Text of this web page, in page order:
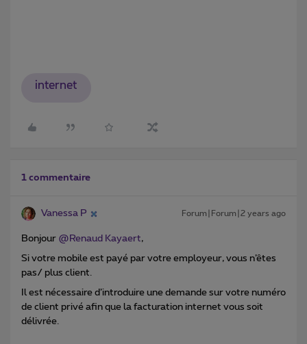
internet
1 commentaire
Vanessa P Forum|Forum|2 years ago
Bonjour @Renaud Kayaert,
Si votre mobile est payé par votre employeur, vous n’êtes
pas/ plus client.
Il est nécessaire d’introduire une demande sur votre numéro
de client privé afin que la facturation internet vous soit
délivrée.